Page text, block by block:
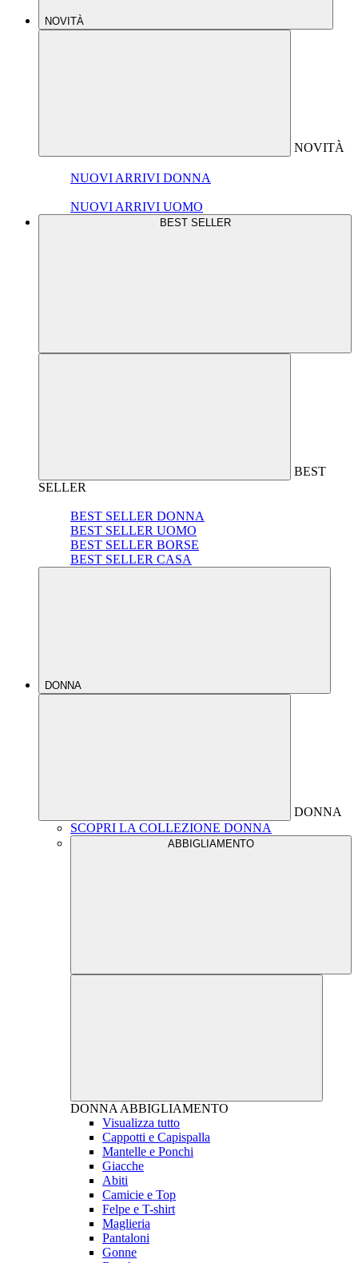
NOVITÀ
NOVITÀ
NUOVI ARRIVI DONNA
NUOVI ARRIVI UOMO
BEST SELLER
BEST
SELLER
BEST SELLER DONNA
BEST SELLER UOMO
BEST SELLER BORSE
BEST SELLER CASA
DONNA
DONNA
SCOPRI LA COLLEZIONE DONNA
ABBIGLIAMENTO
DONNA ABBIGLIAMENTO
Visualizza tutto
Cappotti e Capispalla
Mantelle e Ponchi
Giacche
Abiti
Camicie e Top
Felpe e T-shirt
Maglieria
Pantaloni
Gonne